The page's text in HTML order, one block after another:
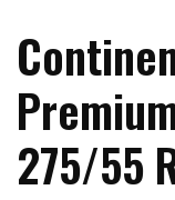
275/55